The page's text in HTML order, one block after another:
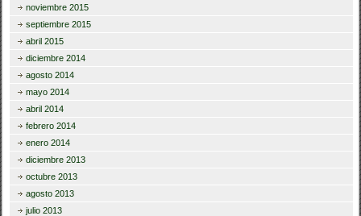
noviembre 2015
septiembre 2015
abril 2015
diciembre 2014
agosto 2014
mayo 2014
abril 2014
febrero 2014
enero 2014
diciembre 2013
octubre 2013
agosto 2013
julio 2013